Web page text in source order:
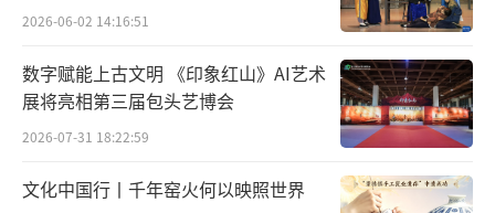
图3 哪吒之魔童闹海新浪微博官方账号
2026-06-02 14:16:51
数字赋能上古文明 《印象红山》AI艺术
展将亮相第三届包头艺博会
2026-07-31 18:22:59
文化中国行丨千年窑火何以映照世界